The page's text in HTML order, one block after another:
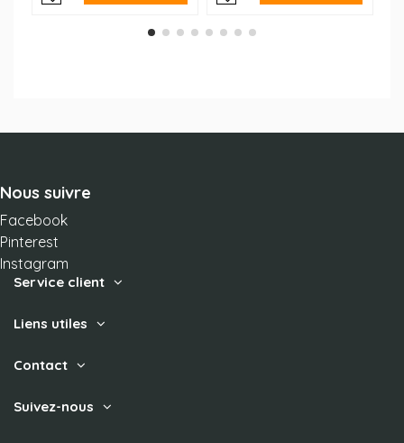
Nous suivre
Facebook
Pinterest
Instagram
Service client
Liens utiles
Contact
Suivez-nous